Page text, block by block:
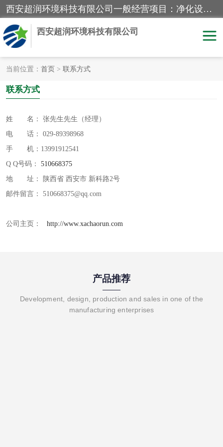
西安超润环境科技有限公司一般经营项目：净化设备、厨房设备、五金机电设备、不锈钢制品、彩钢夹心板、水处理设备的研发、销售；空气净化设备、办公设备、通风设备、建筑材料、金属材料的销售；净化工程、钢结构工程、机电设备工程的设计与施工及技术咨询服务；货物及技术的进出口的业务经营。
西安超润环境科技有限公司
当前位置： 首页 > 联系方式
联系方式
姓 名： 张先生先生 （经理）
电 话： 029-89398968
手 机：13991912541
Q Q号码： 510668375
地 址： 陕西省 西安市 新科路2号
邮件留言： 510668375@qq.com
公司主页： http://www.xachaorun.com
产品推荐
Development, design, production and sales in one of the
manufacturing enterprises
洁净手术室
净化车间工程